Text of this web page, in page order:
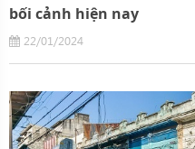
bối cảnh hiện nay
22/01/2024